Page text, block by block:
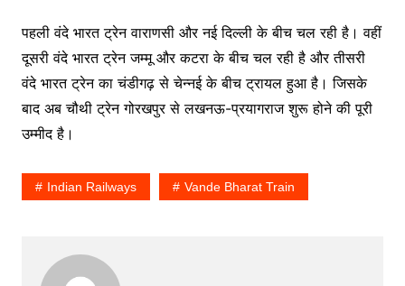
पहली वंदे भारत ट्रेन वाराणसी और नई दिल्ली के बीच चल रही है। वहीं
दूसरी वंदे भारत ट्रेन जम्मू और कटरा के बीच चल रही है और तीसरी
वंदे भारत ट्रेन का चंडीगढ़ से चेन्नई के बीच ट्रायल हुआ है। जिसके
बाद अब चौथी ट्रेन गोरखपुर से लखनऊ-प्रयागराज शुरू होने की पूरी
उम्मीद है।
Indian Railways Vande Bharat Train